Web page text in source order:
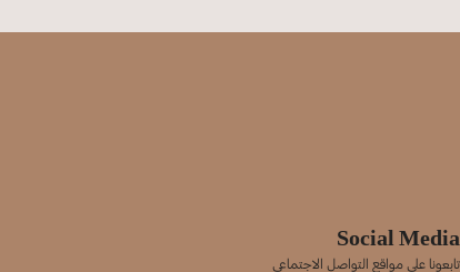
Social Media
تابعونا على مواقع التواصل الاجتماعي